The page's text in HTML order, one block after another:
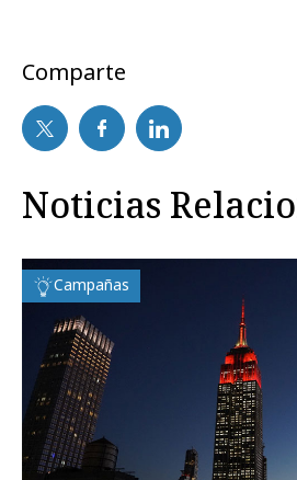
Comparte
Noticias
Campañas